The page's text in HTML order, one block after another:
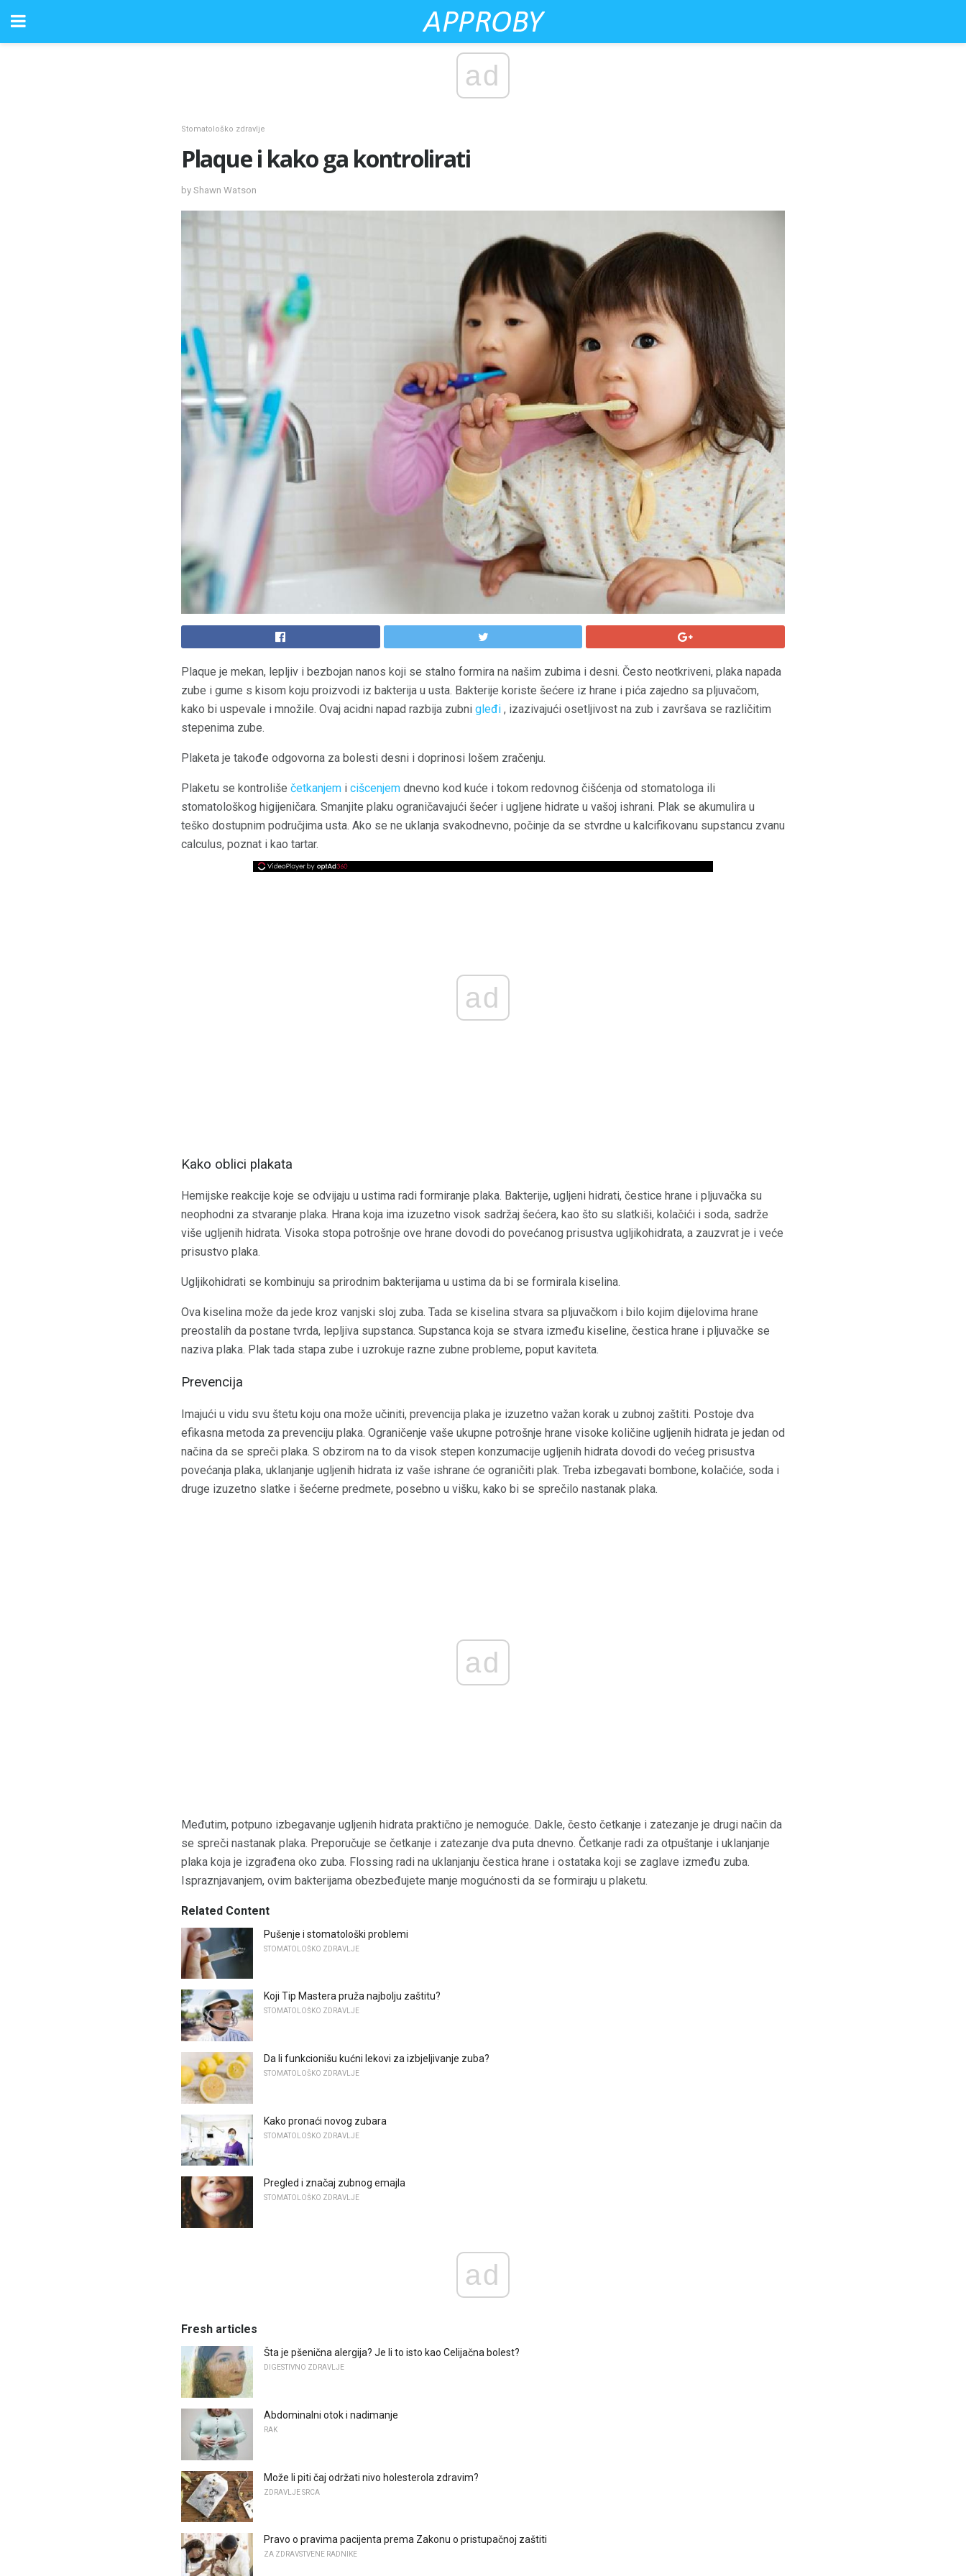
ad
Stomatološko zdravlje
Plaque i kako ga kontrolirati
by Shawn Watson
Plaque je mekan, lepljiv i bezbojan nanos koji se stalno formira na našim zubima i desni. Često neotkriveni, plaka napada
zube i gume s kisom koju proizvodi iz bakterija u usta. Bakterije koriste šećere iz hrane i pića zajedno sa pljuvačom,
kako bi uspevale i množile. Ovaj acidni napad razbija zubni gleđi , izazivajući osetljivost na zub i završava se različitim
stepenima zube.
Plaketa je takođe odgovorna za bolesti desni i doprinosi lošem zračenju.
Plaketu se kontroliše četkanjem i cišcenjem dnevno kod kuće i tokom redovnog čišćenja od stomatologa ili
stomatološkog higijeničara. Smanjite plaku ograničavajući šećer i ugljene hidrate u vašoj ishrani. Plak se akumulira u
teško dostupnim područjima usta. Ako se ne uklanja svakodnevno, počinje da se stvrdne u kalcifikovanu supstancu zvanu
calculus, poznat i kao tartar.
ad
Kako oblici plakata
Hemijske reakcije koje se odvijaju u ustima radi formiranje plaka. Bakterije, ugljeni hidrati, čestice hrane i pljuvačka su
neophodni za stvaranje plaka. Hrana koja ima izuzetno visok sadržaj šećera, kao što su slatkiši, kolačići i soda, sadrže
više ugljenih hidrata. Visoka stopa potrošnje ove hrane dovodi do povećanog prisustva ugljikohidrata, a zauzvrat je i veće
prisustvo plaka.
Ugljikohidrati se kombinuju sa prirodnim bakterijama u ustima da bi se formirala kiselina.
Ova kiselina može da jede kroz vanjski sloj zuba. Tada se kiselina stvara sa pljuvačkom i bilo kojim dijelovima hrane
preostalih da postane tvrda, lepljiva supstanca. Supstanca koja se stvara između kiseline, čestica hrane i pljuvačke se
naziva plaka. Plak tada stapa zube i uzrokuje razne zubne probleme, poput kaviteta.
Prevencija
Imajući u vidu svu štetu koju ona može učiniti, prevencija plaka je izuzetno važan korak u zubnoj zaštiti. Postoje dva
efikasna metoda za prevenciju plaka. Ograničenje vaše ukupne potrošnje hrane visoke količine ugljenih hidrata je jedan od
načina da se spreči plaka. S obzirom na to da visok stepen konzumacije ugljenih hidrata dovodi do većeg prisustva
povećanja plaka, uklanjanje ugljenih hidrata iz vaše ishrane će ograničiti plak. Treba izbegavati bombone, kolačiće, soda i
druge izuzetno slatke i šećerne predmete, posebno u višku, kako bi se sprečilo nastanak plaka.
ad
Međutim, potpuno izbegavanje ugljenih hidrata praktično je nemoguće. Dakle, često četkanje i zatezanje je drugi način da
se spreči nastanak plaka. Preporučuje se četkanje i zatezanje dva puta dnevno. Četkanje radi za otpuštanje i uklanjanje
plaka koja je izgrađena oko zuba. Flossing radi na uklanjanju čestica hrane i ostataka koji se zaglave između zuba.
Ispraznjavanjem, ovim bakterijama obezbeđujete manje mogućnosti da se formiraju u plaketu.
Related Content
Pušenje i stomatološki problemi
STOMATOLOŠKO ZDRAVLJE
Koji Tip Mastera pruža najbolju zaštitu?
STOMATOLOŠKO ZDRAVLJE
Da li funkcionišu kućni lekovi za izbjeljivanje zuba?
STOMATOLOŠKO ZDRAVLJE
Kako pronaći novog zubara
STOMATOLOŠKO ZDRAVLJE
Pregled i značaj zubnog emajla
STOMATOLOŠKO ZDRAVLJE
ad
Fresh articles
Šta je pšenična alergija? Je li to isto kao Celijačna bolest?
DIGESTIVNO ZDRAVLJE
Abdominalni otok i nadimanje
RAK
Može li piti čaj održati nivo holesterola zdravim?
ZDRAVLJE SRCA
Pravo o pravima pacijenta prema Zakonu o pristupačnoj zaštiti
ZA ZDRAVSTVENE RADNIKE